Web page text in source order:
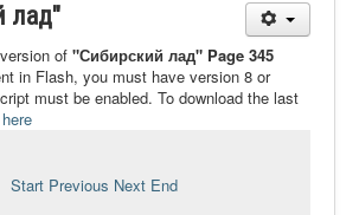
Достоевский
лад"
of "Сибирский лад" Page 345
in Flash, you must have version 8 or
must be enabled. To download the last
Start Previous Next End